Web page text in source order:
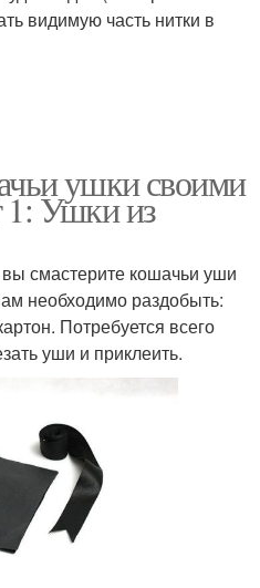
видимую часть нитки в
ушки своими
1: Ушки из
смастерите кошачьи уши
необходимо раздобыть:
Потребуется всего
уши и приклеить.